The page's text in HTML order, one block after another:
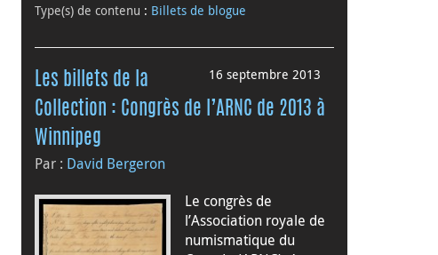
Type(s) de contenu : Billets de blogue
16 septembre 2013
Les billets de la
Collection : Congrès de l’ARNC de 2013 à
Winnipeg
Par : David Bergeron
Le congrès de
l’Association royale de
numismatique du